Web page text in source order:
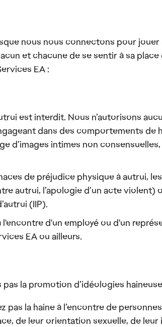
nous nous connectons pour jouer
et chacune de se sentir à sa place
EA :
est interdit. Nous n’autorisons
dans des comportements de
d’images intimes non
de préjudice physique à autrui,
autrui, l’apologie d’un acte violent)
(IIP).
d'un employé ou d'un
EA ou ailleurs.
la promotion d’idéologies
la haine à l’encontre de
de leur orientation sexuelle, de